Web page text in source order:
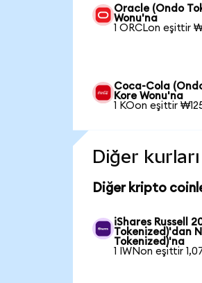
Oracle (Ondo
Wonu'na
1 ORCLon eşittir
Coca-Cola
Kore Wonu'na
1 KOon eşittir
Diğer
Diğer kripto
iShares Russell
Tokenized)'dan
Tokenized)'na
1 IWNon eşittir